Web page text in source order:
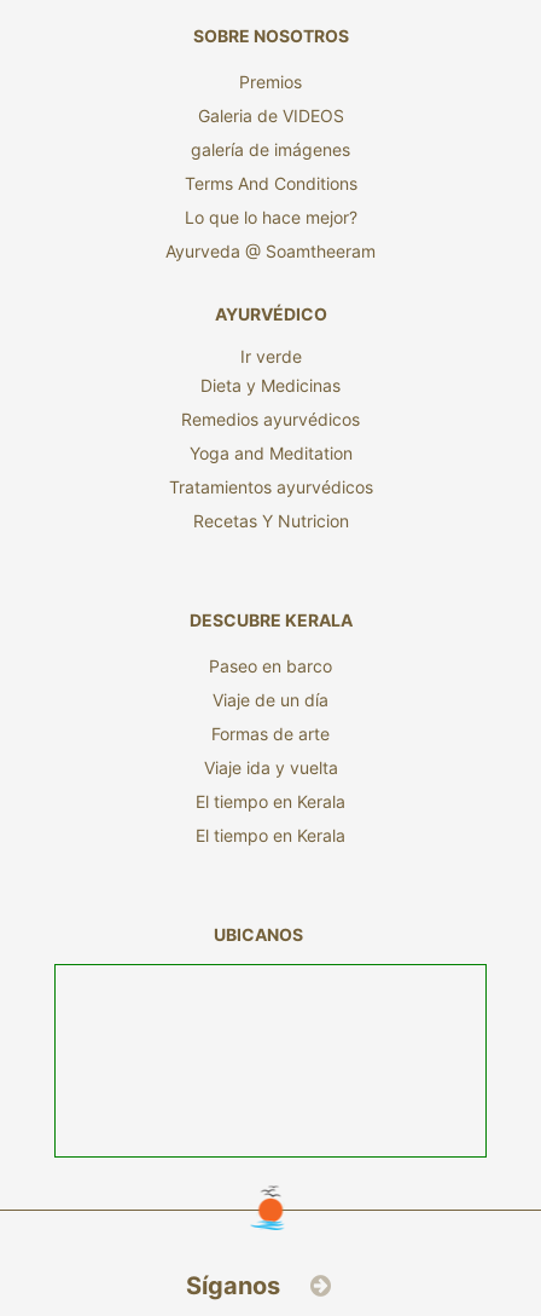
SOBRE NOSOTROS
Premios
Galeria de VIDEOS
galería de imágenes
Terms And Conditions
Lo que lo hace mejor?
Ayurveda @ Soamtheeram
AYURVÉDICO
Ir verde
Dieta y Medicinas
Remedios ayurvédicos
Yoga and Meditation
Tratamientos ayurvédicos
Recetas Y Nutricion
DESCUBRE KERALA
Paseo en barco
Viaje de un día
Formas de arte
Viaje ida y vuelta
El tiempo en Kerala
El tiempo en Kerala
UBICANOS
Síganos